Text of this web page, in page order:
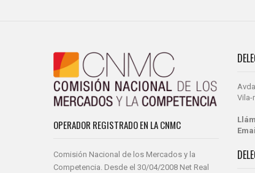
OPERADOR REGISTRADO EN LA CNMC
Comisión Nacional de los Mercados y la
Competencia. Desde el 30/04/2008 Net Real
Vila-